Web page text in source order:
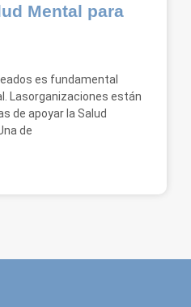
Mental para
es fundamental
Lasorganizaciones están
de apoyar la Salud
de